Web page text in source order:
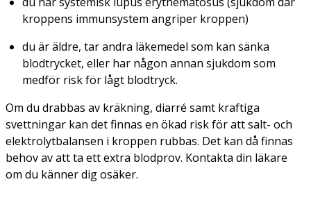
kroppens immunsystem angriper kroppen)
du är äldre, tar andra läkemedel som kan sänka
blodtrycket, eller har någon annan sjukdom som
medför risk för lågt blodtryck.
Om du drabbas av kräkning, diarré samt kraftiga
svettningar kan det finnas en ökad risk för att salt- och
elektrolytbalansen i kroppen rubbas. Det kan då finnas
behov av att ta ett extra blodprov. Kontakta din läkare
om du känner dig osäker.